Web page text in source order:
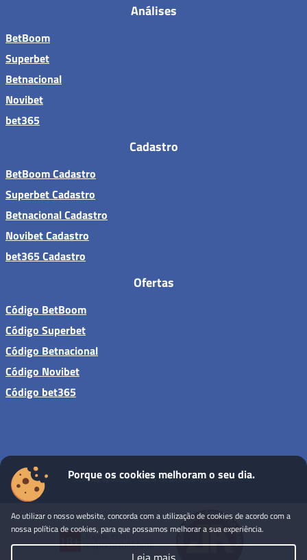
Análises
BetBoom
Superbet
Betnacional
Novibet
bet365
Cadastro
BetBoom Cadastro
Superbet Cadastro
Betnacional Cadastro
Novibet Cadastro
bet365 Cadastro
Ofertas
Código BetBoom
Código Superbet
Código Betnacional
Código Novibet
Código bet365
Sites de apostas - Todos os direitos reservados
Porque os cookies melhoram o seu dia.
Ao utilizar o nosso website, concorda com a utilização de cookies de acordo com a
nossa política de cookies, para que possamos melhorar a sua experiência.